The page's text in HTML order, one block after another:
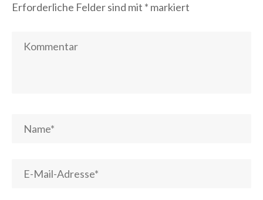
Erforderliche Felder sind mit * markiert